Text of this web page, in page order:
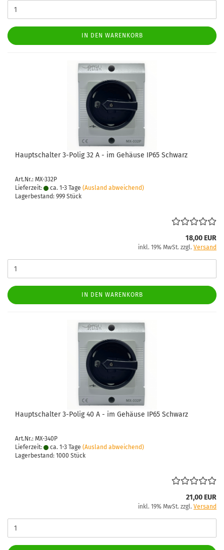
IN DEN WARENKORB
Haupt­schal­ter 3-​Polig 32 A - im Ge­häu­se IP65 Schwarz
Art.Nr.: MX-332P
Lieferzeit:
ca. 1-3 Tage (Ausland abweichend)
Lagerbestand: 999 Stück
18,00 EUR
inkl. 19% MwSt. zzgl. Versand
IN DEN WARENKORB
Haupt­schal­ter 3-​Polig 40 A - im Ge­häu­se IP65 Schwarz
Art.Nr.: MX-340P
Lieferzeit:
ca. 1-3 Tage (Ausland abweichend)
Lagerbestand: 1000 Stück
21,00 EUR
inkl. 19% MwSt. zzgl. Versand